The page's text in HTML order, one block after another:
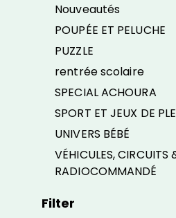
Nouveautés
POUPÉE ET PELUCHE
PUZZLE
rentrée scolaire
SPECIAL ACHOURA
SPORT ET JEUX DE
UNIVERS BÉBÉ
VÉHICULES, CIRCUITS
RADIOCOMMANDÉ
Filter